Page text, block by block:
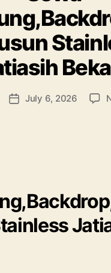
PostJuly 6, 2026